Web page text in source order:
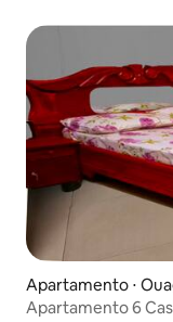
Apartamento ⋅
Apartamento 6